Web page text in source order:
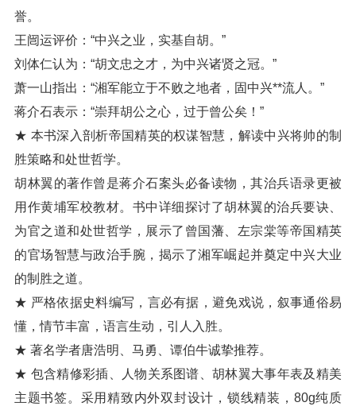
誉。
王闿运评价：“中兴之业，实基自胡。”
刘体仁认为：“胡文忠之才，为中兴诸贤之冠。”
萧一山指出：“湘军能立于不败之地者，固中兴**流人。”
蒋介石表示：“崇拜胡公之心，过于曾公矣！”
★ 本书深入剖析帝国精英的权谋智慧，解读中兴将帅的制
胜策略和处世哲学。
胡林翼的著作曾是蒋介石案头必备读物，其治兵语录更被
用作黄埔军校教材。书中详细探讨了胡林翼的治兵要诀、
为官之道和处世哲学，展示了曾国藩、左宗棠等帝国精英
的官场智慧与政治手腕，揭示了湘军崛起并奠定中兴大业
的制胜之道。
★ 严格依据史料编写，言必有据，避免戏说，叙事通俗易
懂，情节丰富，语言生动，引人入胜。
★ 著名学者唐浩明、马勇、谭伯牛诚挚推荐。
★ 包含精修彩插、人物关系图谱、胡林翼大事年表及精美
主题书签。采用精致内外双封设计，锁线精装，80g纯质